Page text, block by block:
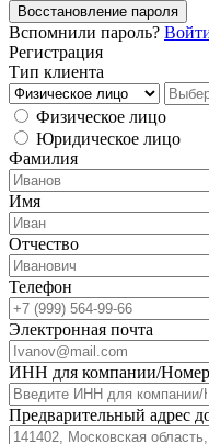
Восстановление пароля
Вспомнили пароль?
Регистрация
Тип клиента
Физическое лицо
Юридическое лицо
Фамилия
Имя
Отчество
Телефон
Электронная почта
ИНН для компании/Номер
Предварительный адрес